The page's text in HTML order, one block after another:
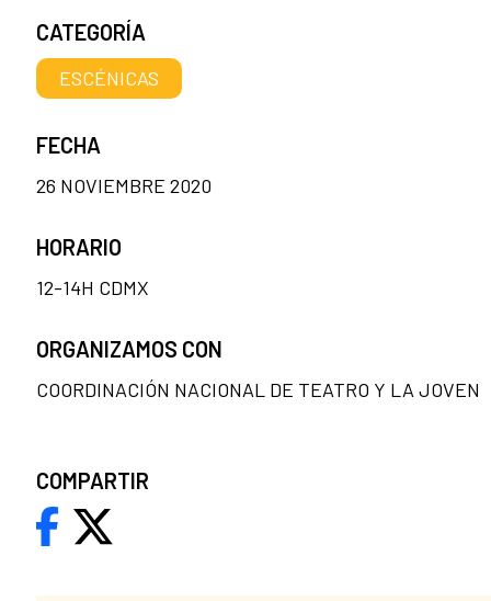
CATEGORÍA
ESCÉNICAS
FECHA
26 NOVIEMBRE 2020
HORARIO
12-14H CDMX
ORGANIZAMOS CON
COORDINACIÓN NACIONAL DE TEATRO Y LA JOVEN
COMPARTIR